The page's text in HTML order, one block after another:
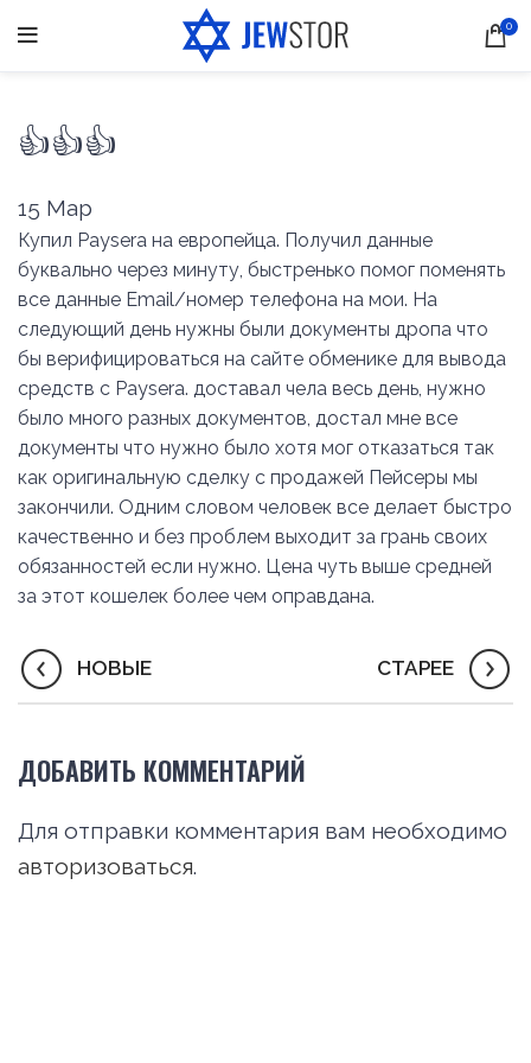
0
👍👍👍
15 Мар
Купил Paysera на европейца. Получил данные
буквально через минуту, быстренько помог поменять
все данные Email/номер телефона на мои. На
следующий день нужны были документы дропа что
бы верифицироваться на сайте обменике для вывода
средств с Paysera. доставал чела весь день, нужно
было много разных документов, достал мне все
документы что нужно было хотя мог отказаться так
как оригинальную сделку с продажей Пейсеры мы
закончили. Одним словом человек все делает быстро
качественно и без проблем выходит за грань своих
обязанностей если нужно. Цена чуть выше средней
за этот кошелек более чем оправдана.
НОВЫЕ СТАРЕЕ
ДОБАВИТЬ КОММЕНТАРИЙ
Для отправки комментария вам необходимо
авторизоваться.